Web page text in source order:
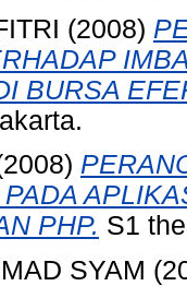
(2008)
BURSA
PHP. S1
SYAM